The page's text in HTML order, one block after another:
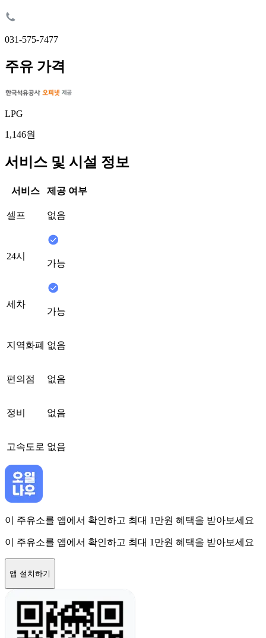
031-575-7477
주유 가격
LPG
1,146원
서비스 및 시설 정보
서비스 제공 여부
셀프 없음
24시
가능
세차
가능
지역화폐 없음
편의점 없음
정비 없음
고속도로 없음
이 주유소를 앱에서 확인하고 최대 1만원 혜택을 받아보세요
이 주유소를 앱에서 확인하고 최대 1만원 혜택을 받아보세요
앱 설치하기